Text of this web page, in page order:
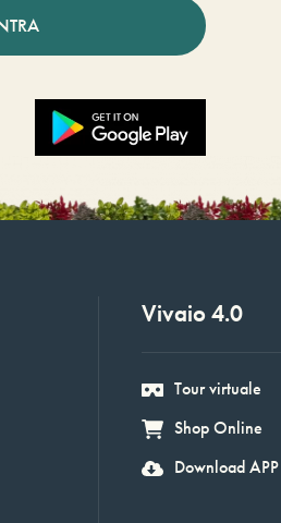
Vivaio 4.0
Tour virtuale
Shop Online
Download APP